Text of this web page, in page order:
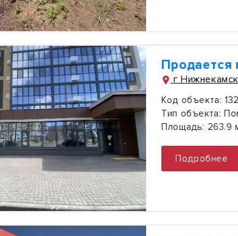
Продается
г
Код объекта:
Тип объекта:
Площадь: 263.9
Подробнее